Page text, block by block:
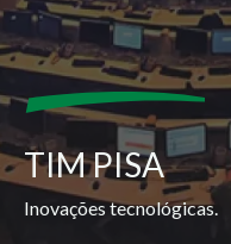
TIM PISA
Inovações tecnológicas.